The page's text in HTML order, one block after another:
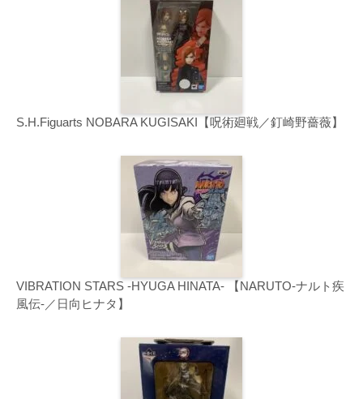
S.H.Figuarts NOBARA KUGISAKI【呪術廻戦／釘崎野薔薇】
VIBRATION STARS -HYUGA HINATA- 【NARUTO-ナルト疾
風伝-／日向ヒナタ】